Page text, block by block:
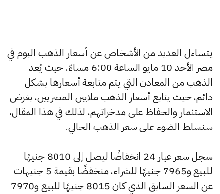
يتساءل العديد من الأشخاص عن أسعار الذهب اليوم في
مصر الأحد 10 مايو الساعة 6:00 مساءً. حيث يُعد
الذهب من المعادن التي يتم متابعة أسعارها بشكل
دائم، حيث يتابع أسعار الذهب ملايين المصريين، بغرض
الاستثمار والحفاظ على مدخراتهم، لذلك في هذا المقال،
سنسلط الضوء على سعر الذهب الحالي.
سجل سعر عيار 24 انخفاضًا ليصل إلى 8010 جنيهًا
للبيع و7965 جنيهًا للشراء، منخفضًا بقيمة 5 جنيهات
عن السعر السابق الذي كان 8015 جنيهًا للبيع و7970